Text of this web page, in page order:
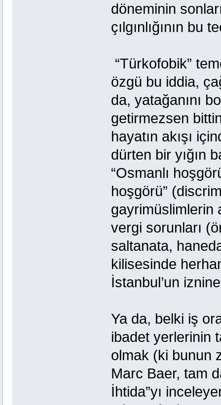
döneminin
çılgınlığının bu
“Türkofobik”
özgü bu iddia,
da, yatağanını
getirmezsen
hayatın akışı
dürten bir yığın
“Osmanlı
hoşgörü”
gayrimüslimlerin
vergi sorunları
saltanata,
kilisesinde
İstanbul’un
Ya da, belki iş
ibadet yerlerinin
olmak (ki bunun
Marc Baer, tam
İhtida”yı